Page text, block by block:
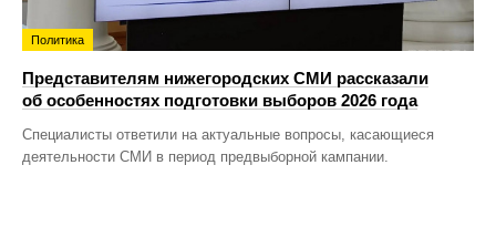
Политика
Представителям нижегородских СМИ рассказали
об особенностях подготовки выборов 2026 года
Специалисты ответили на актуальные вопросы, касающиеся
деятельности СМИ в период предвыборной кампании.